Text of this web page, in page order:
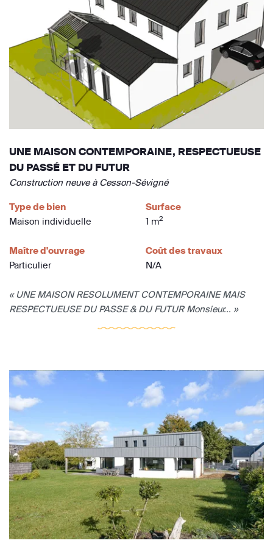
UNE MAISON CONTEMPORAINE, RESPECTUEUSE
DU PASSÉ ET DU FUTUR
Construction neuve à Cesson-Sévigné
Type de bien
Maison individuelle
Surface
1 m2
Maître d'ouvrage
Particulier
Coût des travaux
N/A
« UNE MAISON RESOLUMENT CONTEMPORAINE MAIS
RESPECTUEUSE DU PASSE & DU FUTUR Monsieur... »